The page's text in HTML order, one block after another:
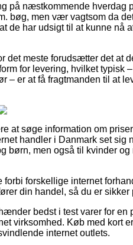
på næstkommende hverdag
bøg, men vær vagtsom da
de har udsigt til at kunne nå
det meste forudsætter det at
for levering, hvilket typisk
er at få fragtmanden til at
at søge information om
handler i Danmark set sig
børn, men også til kvinder
forskellige internet
din handel, så du er sikker
bedst i test varer for en
virksomhed. Køb med kort
internet outlets.